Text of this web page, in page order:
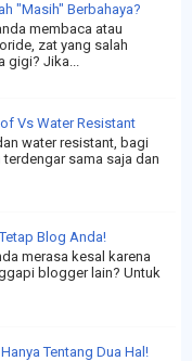
"Masih" Berbahaya?
membaca atau
zat yang salah
Jika...
Vs Water Resistant
water resistant, bagi
sama saja dan
Blog Anda!
merasa kesal karena
blogger lain? Untuk
Tentang Dua Hal!